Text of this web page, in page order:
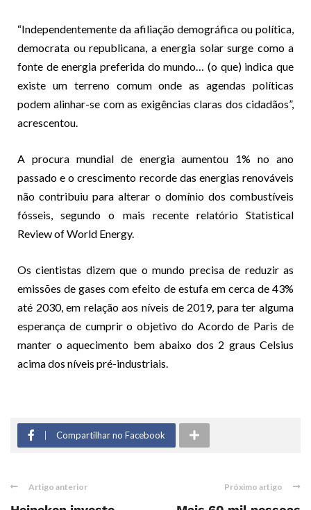
“Independentemente da afiliação demográfica ou política,
democrata ou republicana, a energia solar surge como a
fonte de energia preferida do mundo… (o que) indica que
existe um terreno comum onde as agendas políticas
podem alinhar-se com as exigências claras dos cidadãos”,
acrescentou.
A procura mundial de energia aumentou 1% no ano
passado e o crescimento recorde das energias renováveis
não contribuiu para alterar o domínio dos combustíveis
fósseis, segundo o mais recente relatório Statistical
Review of World Energy.
Os cientistas dizem que o mundo precisa de reduzir as
emissões de gases com efeito de estufa em cerca de 43%
até 2030, em relação aos níveis de 2019, para ter alguma
esperança de cumprir o objetivo do Acordo de Paris de
manter o aquecimento bem abaixo dos 2 graus Celsius
acima dos níveis pré-industriais.
Compartilhar no Facebook
Artigo anterior Próximo artigo